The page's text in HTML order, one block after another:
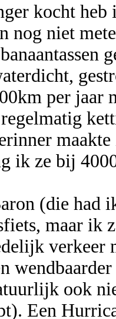
kocht heb
nog niet
per jaar
ik ze bij
(die had
maar ik
verkeer
ook
Een